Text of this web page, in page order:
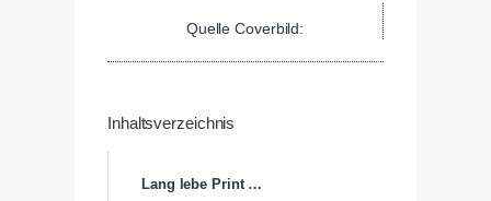
Quelle Coverbild:
Inhaltsverzeichnis
Lang lebe Print …